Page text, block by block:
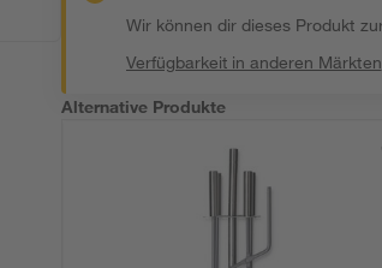
Wir können dir dieses Produkt
Verfügbarkeit in anderen Märkten
Alternative Produkte